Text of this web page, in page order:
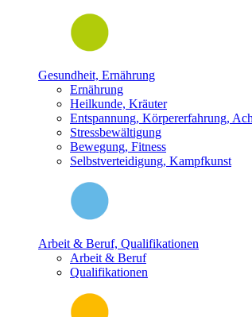
Gesundheit, Ernährung
Ernährung
Heilkunde, Kräuter
Entspannung, Körpererfahrung,
Stressbewältigung
Bewegung, Fitness
Selbstverteidigung, Kampfkunst
Arbeit & Beruf, Qualifikationen
Arbeit & Beruf
Qualifikationen